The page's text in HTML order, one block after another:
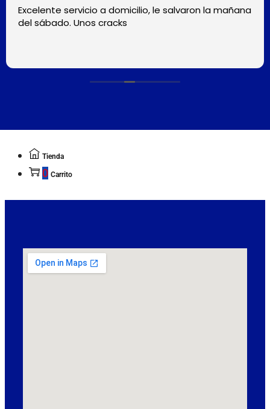
Excelente servicio a domicilio, le salvaron la mañana
del sábado. Unos cracks
Tienda
0 Carrito